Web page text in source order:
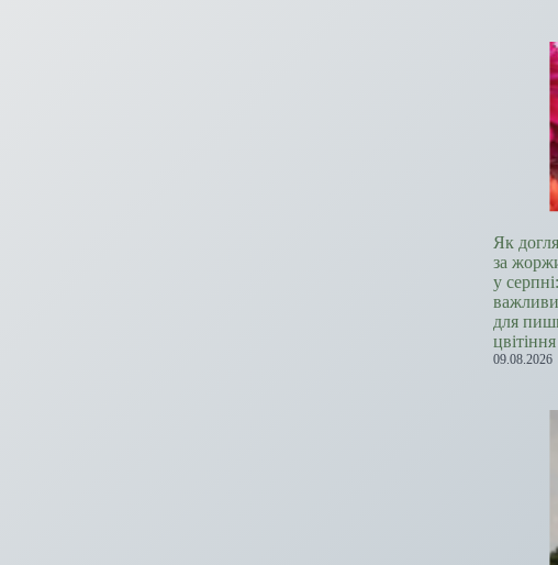
Як
за
у
для
09.08.2026